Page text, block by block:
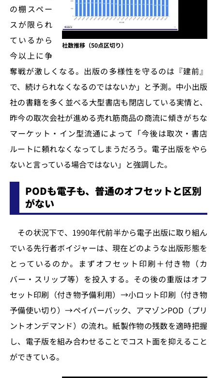
社数推移（50点区切り）
の棚スペー
スが限られ
ているから
今以上に争
奪戦が激しくなる。出版の多様性を守るのは『建前』
で、続けられなくなるのではないか」と予測。中小出版
社の書籍を多く並べる大型書店も閉店している実情と、
昨今の取次会社が進める売れ筋商品の商流に傾きがちな
マーケット・イン型流通によって「今後は取次・書店
ルートに頼れなくなってしまうだろう。電子出版をやら
ないと言っている場合ではない」と強調した。
PODも電子も、普通のオフセットと区別
がない
その状況下で、1990年代前半から電子出版に取り組ん
でいる先行者ボイジャーは、現在どのような出版形態を
とっているのか。まずオフセット印刷＋付き物（カ
バー・スリップ等）を投入する。その後の重版はオフ
セット印刷（付き物予備利用）→小ロット印刷（付き物
予備使い切り）→ペイパーバック、アマゾンPOD（プリ
ントオンデマンド）の流れ。紙製作物の残数を適時把握
し、電子版を組み合わせることでコスト面を抑えること
ができている。